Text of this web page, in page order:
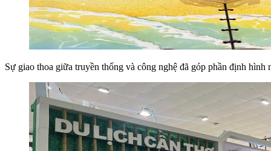
Sự giao thoa giữa truyền thống và công nghệ đã góp phần định